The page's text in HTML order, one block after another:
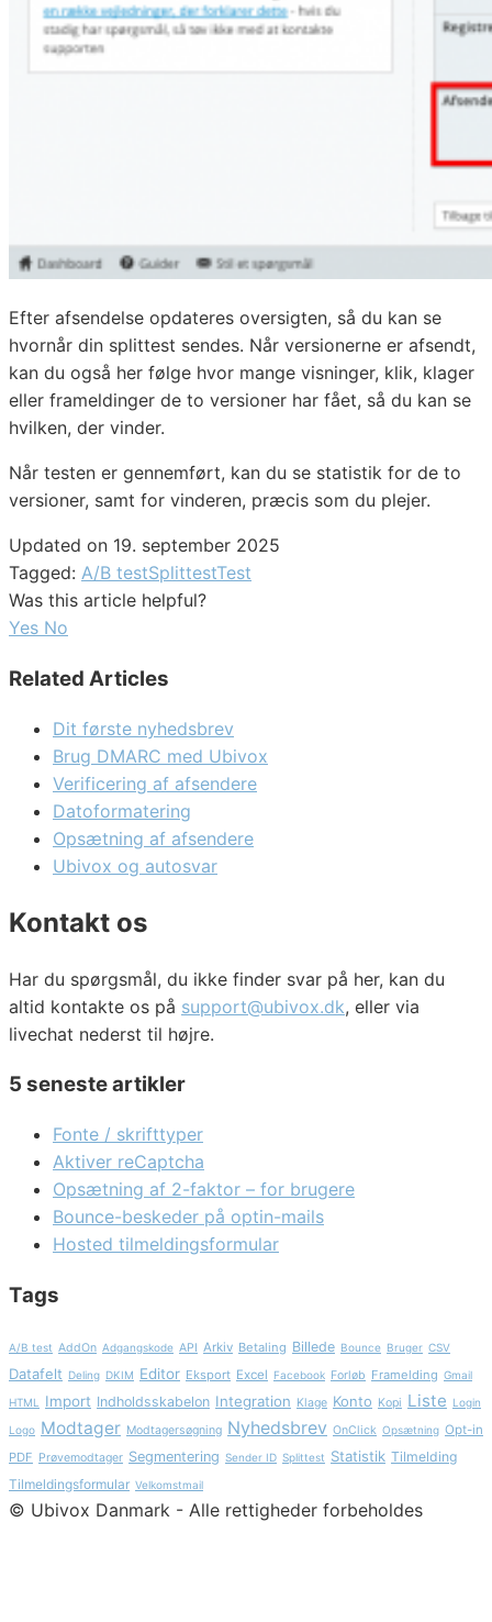
Efter afsendelse opdateres oversigten, så du kan se
hvornår din splittest sendes. Når versionerne er afsendt,
kan du også her følge hvor mange visninger, klik, klager
eller frameldinger de to versioner har fået, så du kan se
hvilken, der vinder.
Når testen er gennemført, kan du se statistik for de to
versioner, samt for vinderen, præcis som du plejer.
Updated on 19. september 2025
Tagged: A/B testSplittestTest
Was this article helpful?
Yes No
Related Articles
Dit første nyhedsbrev
Brug DMARC med Ubivox
Verificering af afsendere
Datoformatering
Opsætning af afsendere
Ubivox og autosvar
Kontakt os
Har du spørgsmål, du ikke finder svar på her, kan du
altid kontakte os på support@ubivox.dk, eller via
livechat nederst til højre.
5 seneste artikler
Fonte / skrifttyper
Aktiver reCaptcha
Opsætning af 2-faktor – for brugere
Bounce-beskeder på optin-mails
Hosted tilmeldingsformular
Tags
A/B test AddOn Adgangskode API Arkiv Betaling Billede Bounce Bruger CSV
Datafelt Deling DKIM Editor Eksport Excel Facebook Forløb Framelding Gmail
HTML Import Indholdsskabelon Integration Klage Konto Kopi Liste Login
Logo Modtager Modtagersøgning Nyhedsbrev OnClick Opsætning Opt-in
PDF Prøvemodtager Segmentering Sender ID Splittest Statistik Tilmelding
Tilmeldingsformular Velkomstmail
© Ubivox Danmark - Alle rettigheder forbeholdes